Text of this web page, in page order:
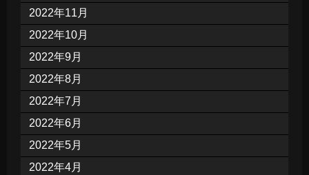
2022年11月
2022年10月
2022年9月
2022年8月
2022年7月
2022年6月
2022年5月
2022年4月